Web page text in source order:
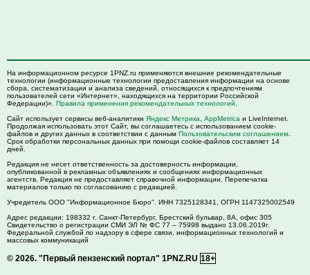
На информационном ресурсе 1PNZ.ru применяются внешние рекомендательные
технологии (информационные технологии предоставления информации на основе
сбора, систематизации и анализа сведений, относящихся к предпочтениям
пользователей сети «Интернет», находящихся на территории Российской
Федерации)». Правила применения рекомендательных технологий
Сайт использует сервисы веб-аналитики Яндекс Метрика AppMetrica и LiveInternet.
Продолжая использовать этот Сайт, вы соглашаетесь с использованием cookie-
файлов и других данных в соответствии с данным Пользовательским соглашением
Срок обработки персональных данных при помощи cookie-файлов составляет 14
дней.
Редакция не несет ответственность за достоверность информации,
опубликованной в рекламных объявлениях и сообщениях информационных
агентств. Редакция не предоставляет справочной информации. Перепечатка
материалов только по согласованию с редакцией.
Учредитель ООО "Информационное Бюро". ИНН 7325128341, ОГРН 1147325002549
Адрес редакции: 198332 г. Санкт-Петербург, Брестский бульвар, 8А, офис 305
Свидетельство о регистрации СМИ ЭЛ № ФС 77 – 75998 выдано 13.06.2019г.
Федеральной службой по надзору в сфере связи, информационных технологий и
массовых коммуникаций
© 2026. "Первый пензенский портал" 1PNZ.RU 18+